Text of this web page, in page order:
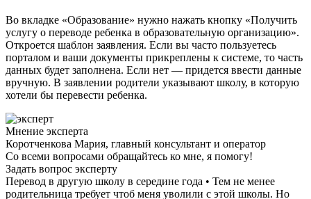
Во вкладке «Образование» нужно нажать кнопку «Получить
услугу о переводе ребенка в образовательную организацию».
Откроется шаблон заявления. Если вы часто пользуетесь
порталом и ваши документы прикреплены к системе, то часть
данных будет заполнена. Если нет — придется ввести данные
вручную. В заявлении родители указывают школу, в которую
хотели бы перевести ребенка.
Мнение эксперта
Коротченкова Мария, главный консультант и оператор
Со всеми вопросами обращайтесь ко мне, я помогу!
Задать вопрос эксперту
Перевод в другую школу в середине года • Тем не менее
родительница требует чтоб меня уволили с этой школы. Но